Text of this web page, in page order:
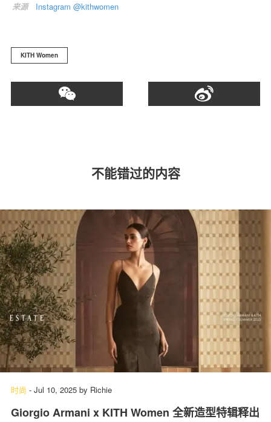
来源 Instagram @kithwomen
KITH Women
不能错过的内容
时尚 - Jul 10, 2025 by Richie
Giorgio Armani x KITH Women 全新造型特辑释出